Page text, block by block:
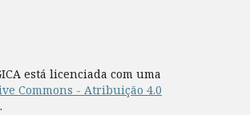
está licenciada com uma
Commons - Atribuição 4.0
.